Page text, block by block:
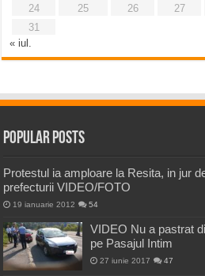
24
25 26 27
31
« iul.
Popular Posts
Protestul ia amploare la Resita, in jur
prefecturii VIDEO/FOTO
19 ianuarie 2012 54
VIDEO Nu a pastrat
pe Pasajul Intim
27 iunie 2017 47